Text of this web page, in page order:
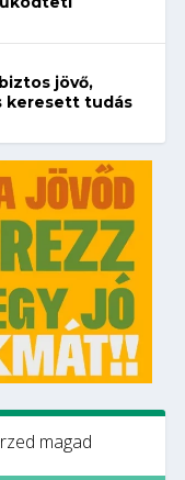
jövő,
keresett tudás
magad